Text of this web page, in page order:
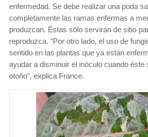
enfermedad. Se debe realizar una poda
completamente las ramas enfermas a
produzcan. Éstas sólo servirán de sitio
reproduzca. “Por otro lado, el uso de
sentido en las plantas que ya están
ayudar a disminuir el inóculo cuando éste
otoño”, explica France.